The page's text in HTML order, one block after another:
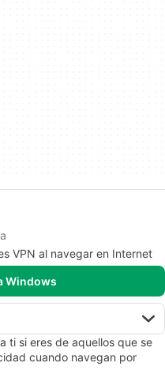
VPN al navegar en Internet
Windows
ti si eres de aquellos que se
cuando navegan por